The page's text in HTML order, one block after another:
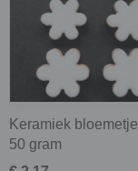
Keramiek
50 gram